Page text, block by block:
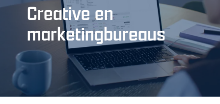
Creative en
marketingbureaus